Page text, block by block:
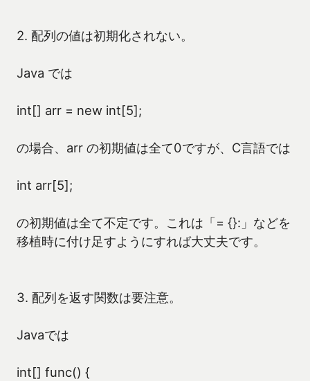
2. 配列の値は初期化されない。
Java では
int[] arr = new int[5];
の場合、arr の初期値は全て0ですが、C言語では
int arr[5];
の初期値は全て不定です。これは「= {}:」などを
移植時に付け足すようにすれば大丈夫です。
3. 配列を返す関数は要注意。
Javaでは
int[] func() {